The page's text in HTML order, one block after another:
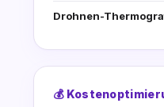
Drohnen-
💰